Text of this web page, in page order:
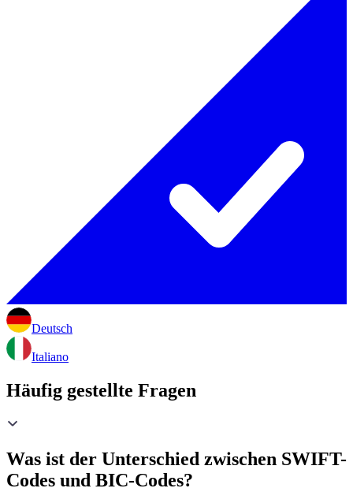
Deutsch
Italiano
Häufig gestellte Fragen
Was ist der Unterschied zwischen SWIFT-
Codes und BIC-Codes?